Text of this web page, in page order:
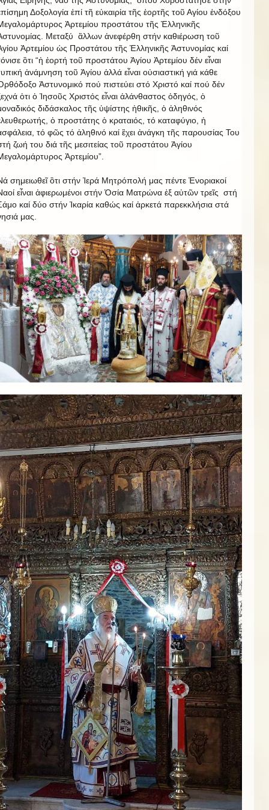
Δοξολογία ἐπί τῆ εὐκαιρία τῆς ἑορτῆς τοῦ Αγίου ἐνδόξου
Ἀρτεμίου προστάτου τῆς Ἑλληνικῆς
Μεταξύ ἂλλων ἀνεφέρθη στήν καθιέρωση τοῦ
Ἀρτεμίου ὡς Προστάτου τῆς Ἑλληνικῆς Ἀστυνομίας καί
ὃτι “ἡ ἑορτή τοῦ προστάτου Ἁγίου Ἀρτεμίου δέν εἶναι
ἀνάμνηση τοῦ Ἁγίου ἀλλά εἶναι οὐσιαστική γιά κάθε
Ἀστυνομικό πού πιστεύει στό Χριστό καί πού δέν
ὁτι ὁ Ἰησοῦς Χριστός εἶναι ἀλάνθαστος ὁδηγός, ὁ
διδάσκαλος τῆς ὑψίστης ἡθικῆς, ὁ ἀληθινός
ὁ προστάτης ὁ κραταιός, τό καταφύγιο, ἡ
τό φῶς τό ἀληθινό καί ἒχει ἀνάγκη τῆς παρουσίας Του
ζωή του διά τῆς μεσιτείας τοῦ προστάτου Ἁγίου
Ἀρτεμίου”.
σημειωθεῖ ὃτι στήν Ἱερά Μητρόπολή μας πέντε Ἐνοριακοί
εἶναι ἀφιερωμένοι στήν Ὁσία Ματρώνα ἐξ αὐτῶν τρεῖς στή
καί δύο στήν Ἰκαρία καθώς καί ἀρκετά παρεκκλήσια στά
μας.